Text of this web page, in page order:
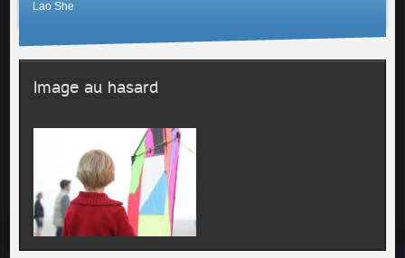
Lao She
Image au hasard